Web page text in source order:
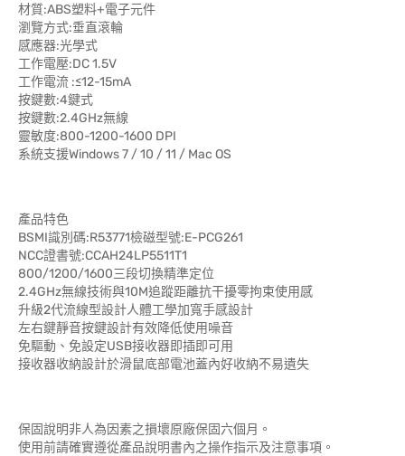
材質:ABS塑料+電子元件
瀏覽方式:垂直滾輪
感應器:光學式
工作電壓:DC 1.5V
工作電流 :≤12-15mA
按鍵數:4鍵式
按鍵數:2.4GHz無線
靈敏度:800-1200-1600 DPI
系統支援Windows 7 / 10 / 11 / Mac OS
產品特色
BSMI識別碼:R53771檢磁型號:E-PCG261
NCC證書號:CCAH24LP5511T1
800/1200/1600三段切換精準定位
2.4GHz無線技術與10M追蹤距離抗干擾零拘束使用感
升級2代流線型設計人體工學加寬手感設計
左右鍵靜音按鍵設計有效降低使用噪音
免驅動、免設定USB接收器即插即可用
接收器收納設計於滑鼠底部電池蓋內好收納不易遺失
保固說明非人為因素之損壞原廠保固六個月。
使用前請確實遵從產品說明書內之操作指示及注意事項。